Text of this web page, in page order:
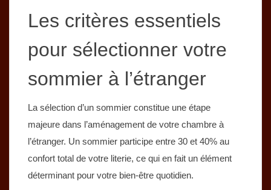
Les critères essentiels
pour sélectionner votre
sommier à l’étranger
La sélection d’un sommier constitue une étape
majeure dans l’aménagement de votre chambre à
l’étranger. Un sommier participe entre 30 et 40% au
confort total de votre literie, ce qui en fait un élément
déterminant pour votre bien-être quotidien.